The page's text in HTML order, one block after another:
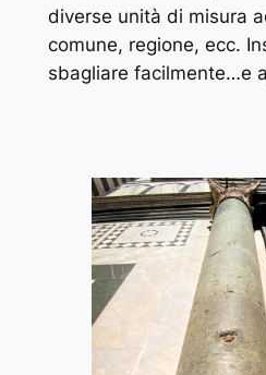
diverse unità di misura
comune, regione, ecc.
sbagliare facilmente…e